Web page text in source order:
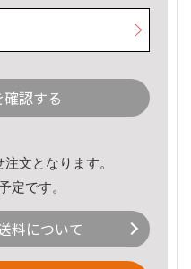
認する
文となります。
定です。
料について